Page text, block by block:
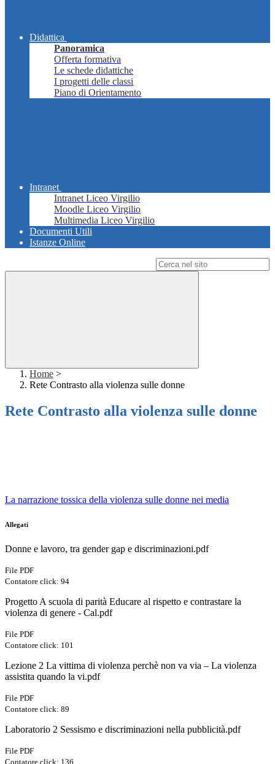
Didattica
Panoramica
Offerta formativa
Le schede didattiche
I progetti delle classi
Piano di Orientamento
Intranet
Intranet Liceo Virgilio
Moodle Liceo Virgilio
Multimedia Liceo Virgilio
Documenti Utili
Istanze Online
Home >
Rete Contrasto alla violenza sulle donne
Rete Contrasto alla violenza sulle donne
La narrazione tossica della violenza sulle donne nei media
Allegati
Donne e lavoro, tra gender gap e discriminazioni.pdf
File PDF
Contatore click: 94
Progetto A scuola di parità Educare al rispetto e contrastare la
violenza di genere - Cal.pdf
File PDF
Contatore click: 101
Lezione 2 La vittima di violenza perchè non va via – La violenza
assistita quando la vi.pdf
File PDF
Contatore click: 89
Laboratorio 2 Sessismo e discriminazioni nella pubblicità.pdf
File PDF
Contatore click: 136